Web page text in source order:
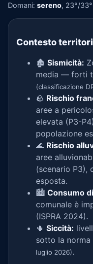
Domani: sereno, 23°/
Contesto
🏚️ Sismicità:
media — forti
(classificazione
🪨 Rischio
aree a
elevata (P3-
popolazione
🌊 Rischio
aree
(scenario P3),
esposta.
🏙️ Consumo
comunale è
(ISPRA 2024).
🌵 Siccità:
sotto la norma
luglio 2026).